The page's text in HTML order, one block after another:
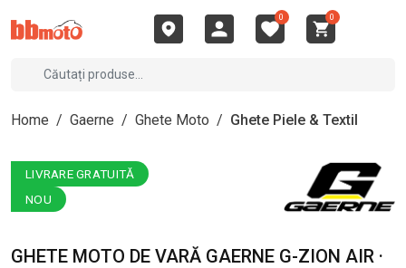
0 0
Home / Gaerne / Ghete Moto / Ghete Piele & Textil
LIVRARE GRATUITĂ
NOU
GHETE MOTO DE VARĂ GAERNE G-ZION AIR ·